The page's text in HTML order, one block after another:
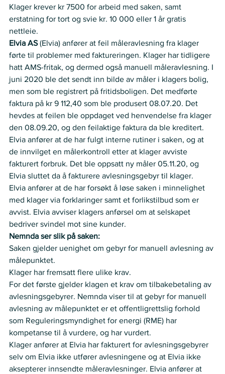
Klager krever kr 7500 for arbeid med saken, samt
erstatning for tort og svie kr. 10 000 eller 1 år gratis
nettleie.
Elvia AS (Elvia) anfører at feil måleravlesning fra klager
førte til problemer med faktureringen. Klager har tidligere
hatt AMS-fritak, og dermed også manuell måleravlesning. I
juni 2020 ble det sendt inn bilde av måler i klagers bolig,
men som ble registrert på fritidsboligen. Det medførte
faktura på kr 9 112,40 som ble produsert 08.07.20. Det
hevdes at feilen ble oppdaget ved henvendelse fra klager
den 08.09.20, og den feilaktige faktura da ble kreditert.
Elvia anfører at de har fulgt interne rutiner i saken, og at
de innvilget en målerkontroll etter at klager avviste
fakturert forbruk. Det ble oppsatt ny måler 05.11.20, og
Elvia sluttet da å fakturere avlesningsgebyr til klager.
Elvia anfører at de har forsøkt å løse saken i minnelighet
med klager via forklaringer samt et forlikstilbud som er
avvist. Elvia avviser klagers anførsel om at selskapet
bedriver svindel mot sine kunder.
Nemnda ser slik på saken:
Saken gjelder uenighet om gebyr for manuell avlesning av
målepunktet.
Klager har fremsatt flere ulike krav.
For det første gjelder klagen et krav om tilbakebetaling av
avlesningsgebyrer. Nemnda viser til at gebyr for manuell
avlesning av målepunktet er et offentligrettslig forhold
som Reguleringsmyndighet for energi (RME) har
kompetanse til å vurdere, og har vurdert.
Klager anfører at Elvia har fakturert for avlesningsgebyrer
selv om Elvia ikke utfører avlesningene og at Elvia ikke
aksepterer innsendte måleravlesninger. Elvia anfører at